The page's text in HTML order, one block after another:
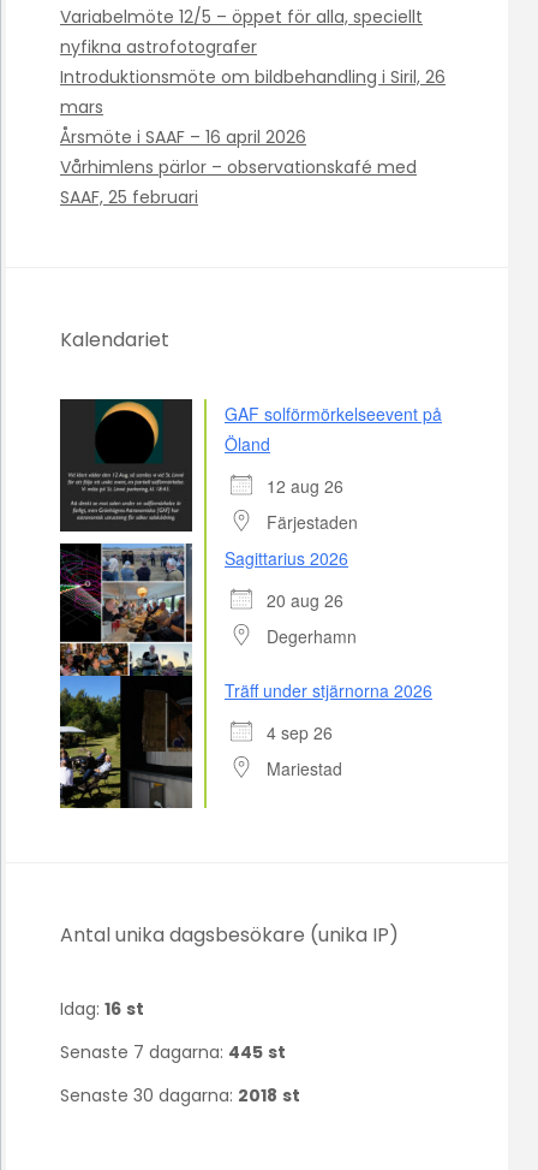
Variabelmöte 12/5 – öppet för alla, speciellt
nyfikna astrofotografer
Introduktionsmöte om bildbehandling i Siril, 26
mars
Årsmöte i SAAF – 16 april 2026
Vårhimlens pärlor – observationskafé med
SAAF, 25 februari
Kalendariet
GAF solförmörkelseevent på
Öland
12 aug 26
Färjestaden
Sagittarius 2026
20 aug 26
Degerhamn
Träff under stjärnorna 2026
4 sep 26
Mariestad
Antal unika dagsbesökare (unika IP)
Idag: 16 st
Senaste 7 dagarna: 445 st
Senaste 30 dagarna: 2018 st